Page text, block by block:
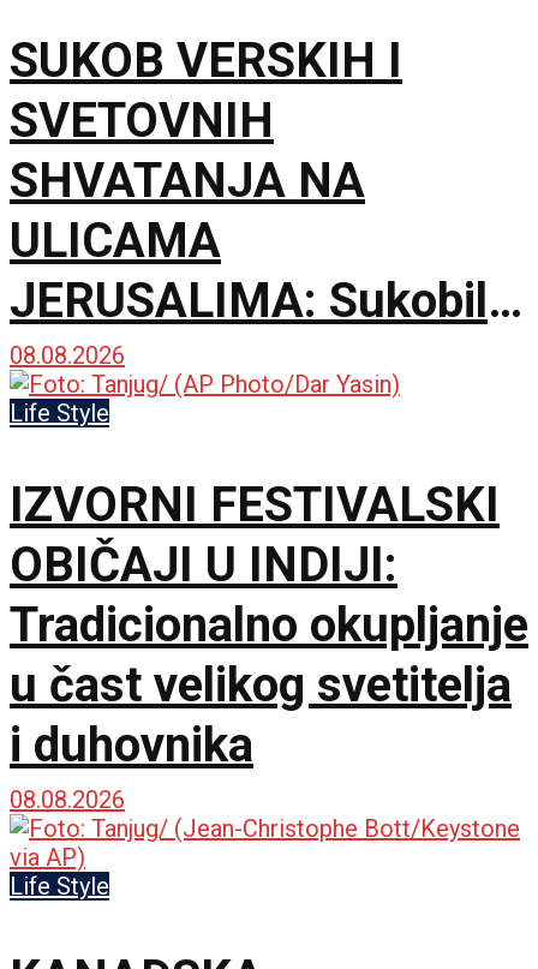
SUKOB VERSKIH I
SVETOVNIH
SHVATANJA NA
ULICAMA
JERUSALIMA: Sukobili
se ultraortodoksni
demonstranti, građani i
policija zbog rada kafića
subotom
08.08.2026
Life Style
IZVORNI FESTIVALSKI
OBIČAJI U INDIJI:
Tradicionalno okupljanje
u čast velikog svetitelja
i duhovnika
08.08.2026
Life Style